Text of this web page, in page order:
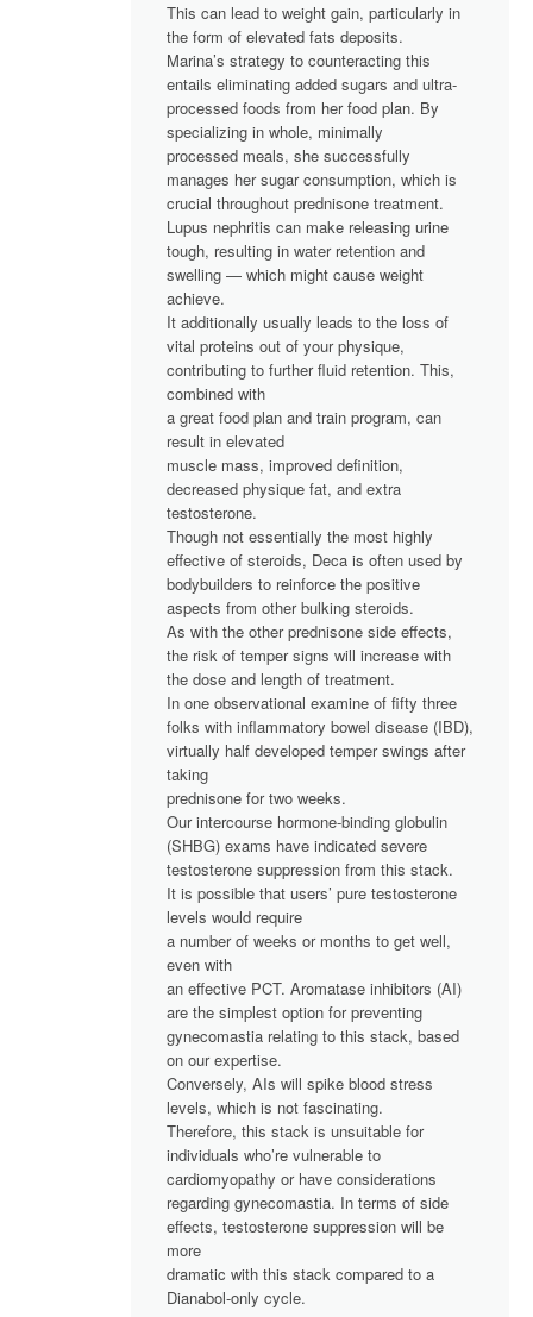
This can lead to weight gain, particularly in
the form of elevated fats deposits.
Marina’s strategy to counteracting this
entails eliminating added sugars and ultra-
processed foods from her food plan. By
specializing in whole, minimally
processed meals, she successfully
manages her sugar consumption, which is
crucial throughout prednisone treatment.
Lupus nephritis can make releasing urine
tough, resulting in water retention and
swelling — which might cause weight
achieve.
It additionally usually leads to the loss of
vital proteins out of your physique,
contributing to further fluid retention. This,
combined with
a great food plan and train program, can
result in elevated
muscle mass, improved definition,
decreased physique fat, and extra
testosterone.
Though not essentially the most highly
effective of steroids, Deca is often used by
bodybuilders to reinforce the positive
aspects from other bulking steroids.
As with the other prednisone side effects,
the risk of temper signs will increase with
the dose and length of treatment.
In one observational examine of fifty three
folks with inflammatory bowel disease (IBD),
virtually half developed temper swings after
taking
prednisone for two weeks.
Our intercourse hormone-binding globulin
(SHBG) exams have indicated severe
testosterone suppression from this stack.
It is possible that users’ pure testosterone
levels would require
a number of weeks or months to get well,
even with
an effective PCT. Aromatase inhibitors (AI)
are the simplest option for preventing
gynecomastia relating to this stack, based
on our expertise.
Conversely, AIs will spike blood stress
levels, which is not fascinating.
Therefore, this stack is unsuitable for
individuals who’re vulnerable to
cardiomyopathy or have considerations
regarding gynecomastia. In terms of side
effects, testosterone suppression will be
more
dramatic with this stack compared to a
Dianabol-only cycle.